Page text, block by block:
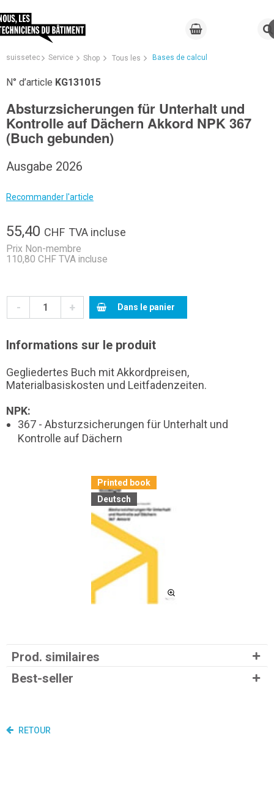
suissetec Service Shop Tous les Bases de calcul
N° d’article KG131015
Absturzsicherungen für Unterhalt und
Kontrolle auf Dächern Akkord NPK 367
(Buch gebunden)
Ausgabe 2026
Recommander l'article
55,40 CHF TVA incluse
Prix Non-membre
110,80 CHF TVA incluse
- + Dans le panier
Informations sur le produit
Gegliedertes Buch mit Akkordpreisen,
Materialbasiskosten und Leitfadenzeiten.
NPK:
367 - Absturzsicherungen für Unterhalt und
Kontrolle auf Dächern
Printed book
Deutsch
Prod. similaires
Best-seller
RETOUR